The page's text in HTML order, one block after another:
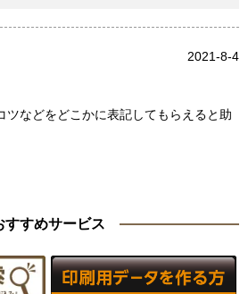
2021-8-4
ツなどをどこかに表記してもらえると助
すすめサービス